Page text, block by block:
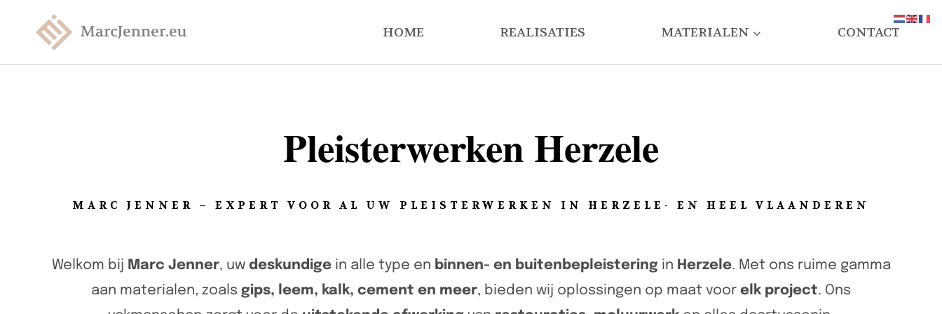
HOME REALISATIES MATERIALEN CONTACT
Pleisterwerken Herzele
MARC JENNER – EXPERT VOOR AL UW PLEISTERWERKEN IN HERZELE- EN HEEL VLAANDEREN
Welkom bij Marc Jenner, uw deskundigein alle type en binnen- en buitenbepleisteringin Herzele. Met ons ruime gamma
aan materialen, zoals gips, leem, kalk, cement en meer, bieden wij oplossingen op maat voor elk project. Ons